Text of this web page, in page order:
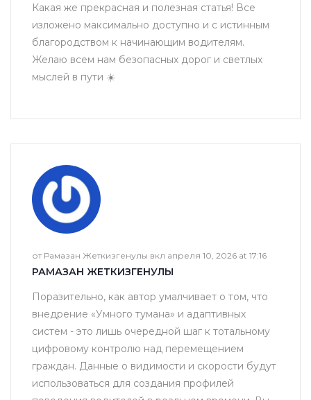
Какая же прекрасная и полезная статья! Все
изложено максимально доступно и с истинным
благородством к начинающим водителям.
Желаю всем нам безопасных дорог и светлых
мыслей в пути ☀️
от Рамазан Жеткизгенулы вкл апреля 10, 2026 at 17:16
РАМАЗАН ЖЕТКИЗГЕНУЛЫ
Поразительно, как автор умалчивает о том, что
внедрение «Умного тумана» и адаптивных
систем - это лишь очередной шаг к тотальному
цифровому контролю над перемещением
граждан. Данные о видимости и скорости будут
использоваться для создания профилей